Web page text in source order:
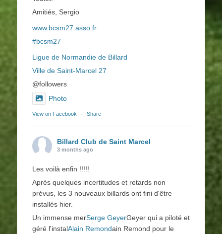
Amitiés, Sergio
www.bcsm27.asso.fr
#bcsm27
Ligue de Normandie de Billard
Ville de Saint-Marcel 27
@followers
Photo
View on Facebook · Share
Billard Club de Saint Marcel
3 months ago
Les voilà enfin !!!!!
Après quelques incertitudes et retards non
prévus, les 3 nouveaux billards ont fini d'être
installés hier.
Un immense merSerge GeyerGeyer qui a piloté et
géré l'instalAlain Remondain Remond pour le